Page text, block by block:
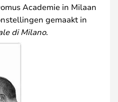
Academie in Milaan
gemaakt in
di Milano.